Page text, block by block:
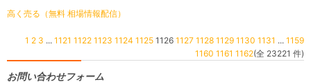
高く売る（無料 相場情報配信）
1 2 3 ... 1121 1122 1123 1124 1125 1126 1127 1128 1129 1130 1131 ... 1159
1160 1161 1162(全 23221 件)
お問い合わせフォーム